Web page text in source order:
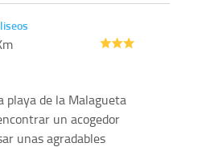
playa de la Malagueta
un acogedor
unas agradables